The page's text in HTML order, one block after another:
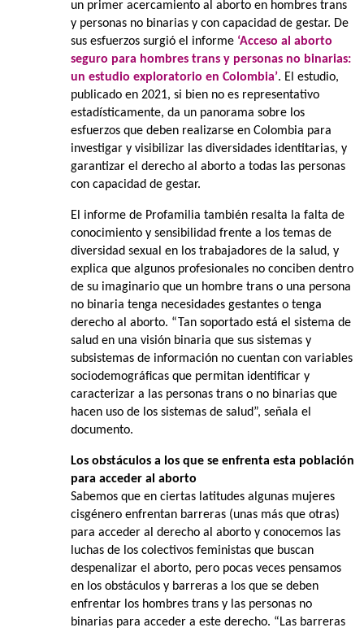
un primer acercamiento al aborto en hombres trans
y personas no binarias y con capacidad de gestar. De
sus esfuerzos surgió el informe ‘Acceso al aborto
seguro para hombres trans y personas no binarias:
un estudio exploratorio en Colombia’. El estudio,
publicado en 2021, si bien no es representativo
estadísticamente, da un panorama sobre los
esfuerzos que deben realizarse en Colombia para
investigar y visibilizar las diversidades identitarias, y
garantizar el derecho al aborto a todas las personas
con capacidad de gestar.
El informe de Profamilia también resalta la falta de
conocimiento y sensibilidad frente a los temas de
diversidad sexual en los trabajadores de la salud, y
explica que algunos profesionales no conciben dentro
de su imaginario que un hombre trans o una persona
no binaria tenga necesidades gestantes o tenga
derecho al aborto. “Tan soportado está el sistema de
salud en una visión binaria que sus sistemas y
subsistemas de información no cuentan con variables
sociodemográficas que permitan identificar y
caracterizar a las personas trans o no binarias que
hacen uso de los sistemas de salud”, señala el
documento.
Los obstáculos a los que se enfrenta esta población
para acceder al aborto
Sabemos que en ciertas latitudes algunas mujeres
cisgénero enfrentan barreras (unas más que otras)
para acceder al derecho al aborto y conocemos las
luchas de los colectivos feministas que buscan
despenalizar el aborto, pero pocas veces pensamos
en los obstáculos y barreras a los que se deben
enfrentar los hombres trans y las personas no
binarias para acceder a este derecho. “Las barreras